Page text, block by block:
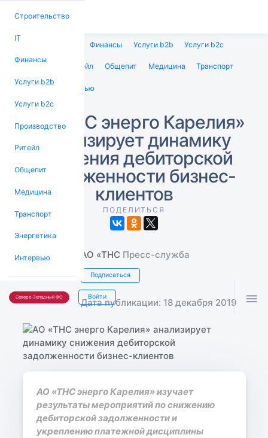
Строительство
IT
Финансы
Услуги b2b
Услуги b2c
Производство
Ритейл
Общепит
Медицина
Транспорт
Энергетика
Интервью
Северо-Западный ФО Войти 
Финансы Услуги b2b Услуги b2c
Ритейл Общепит Медицина Транспорт
Энергетика Интервью
АО «ТНС энерго Карелия»
анализирует динамику
снижения дебиторской
задолженности бизнес-
клиентов
ПОДЕЛИТЬСЯ
АО «ТНС Пресс-служба
Подписаться
Дата публикации: 18 декабря 2019
АО «ТНС энерго Карелия» изучает
результаты мероприятий по снижению
дебиторской задолженности и
укреплению платежной дисциплины